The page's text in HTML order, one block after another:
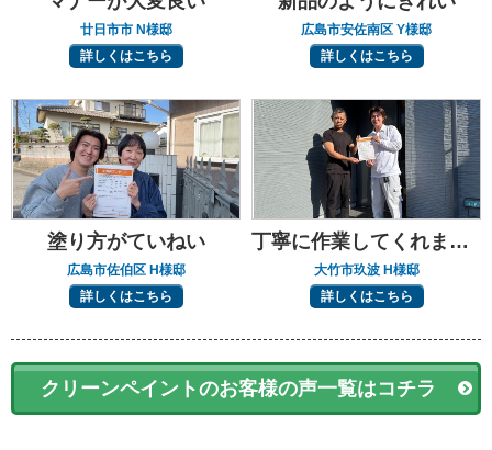
廿日市市 N様邸
詳しくはこちら
広島市安佐南区 Y様邸
詳しくはこちら
塗り方がていねい
広島市佐伯区 H様邸
詳しくはこちら
丁寧に作業してくれました
大竹市玖波 H様邸
詳しくはこちら
クリーンペイントのお客様の声一覧はコチラ